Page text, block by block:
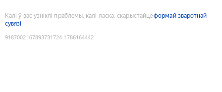
Калі ў вас узніклі праблемы, калі ласка, скарыстайцеформай зваротнай
сувязі
9187002167893731724:1786164442